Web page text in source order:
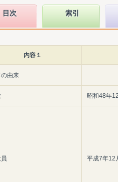
目次 索引
内容１
由来
昭和48年
平成7年12